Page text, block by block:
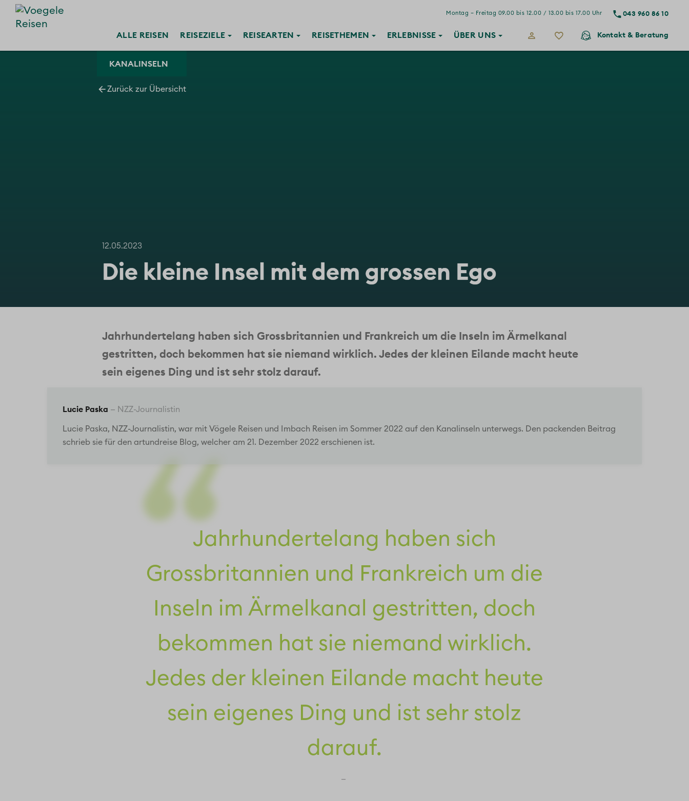
043 960 86 10
Montag – Freitag 09.00 bis 12.00 / 13.00 bis 17.00 Uhr
ALLE REISEN REISEZIELE REISEARTEN REISETHEMEN ERLEBNISSE ÜBER UNS Kontakt & Beratung
12.05.2023
KANALINSELN
Zurück zur Übersicht
Die kleine Insel mit dem grossen Ego
Jahrhundertelang haben sich Grossbritannien und Frankreich um die Inseln im Ärmelkanal
gestritten, doch bekommen hat sie niemand wirklich. Jedes der kleinen Eilande macht heute
sein eigenes Ding und ist sehr stolz darauf.
Lucie Paska — NZZ-Journalistin
Lucie Paska, NZZ-Journalistin, war mit Vögele Reisen und Imbach Reisen im Sommer 2022 auf den Kanalinseln unterwegs. Den packenden Beitrag
schrieb sie für den artundreise Blog, welcher am 21. Dezember 2022 erschienen ist.
Jahrhundertelang haben sich
Grossbritannien und Frankreich um die
Inseln im Ärmelkanal gestritten, doch
bekommen hat sie niemand wirklich.
Jedes der kleinen Eilande macht heute
sein eigenes Ding und ist sehr stolz
darauf.